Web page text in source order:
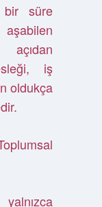
bir süre
iş
oldukça